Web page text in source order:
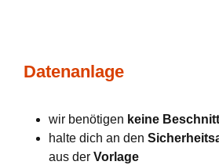
Datenanlage
wir benötigen keine
halte dich an den
aus der Vorlage